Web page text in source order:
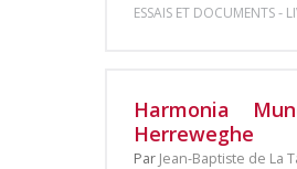
ESSAIS ET DOCUMENTS-
Harmonia
Herreweghe
Par Jean-Baptiste de La